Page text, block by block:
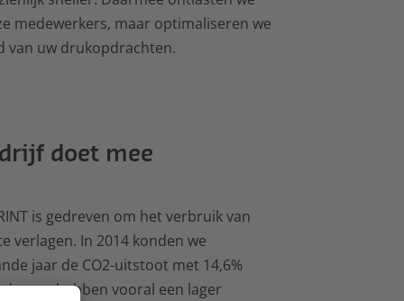
medewerkers, maar optimaliseren we
uw drukopdrachten.
doet mee
is gedreven om het verbruik van
verlagen. In 2014 konden we
jaar de CO2-uitstoot met 14,6%
hebben vooral een lager